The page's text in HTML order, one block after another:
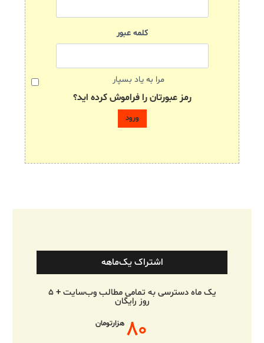
کلمه عبور
مرا به یاد بسپار
رمز عبورتان را فراموش کرده اید؟
اشتراک یک‌ماهه
یک ماه دسترسی به تمامی مطالب وب‌سایت + ۵
روز رایگان
۸۰ هزارتومان